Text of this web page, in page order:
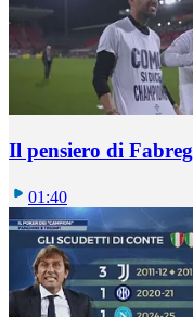
Il pensiero di
01:40